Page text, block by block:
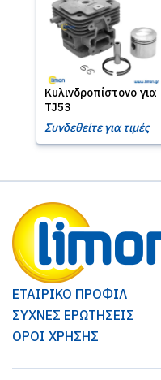
Κυλινδροπίστονο για
TJ53
Συνδεθείτε για τιμές
ΕΤΑΙΡΙΚΟ ΠΡΟΦΙΛ
ΣΥΧΝΕΣ ΕΡΩΤΗΣΕΙΣ
ΟΡΟΙ ΧΡΗΣΗΣ